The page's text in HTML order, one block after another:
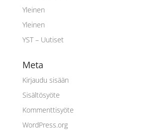
Yleinen
Yleinen
YST – Uutiset
Meta
Kirjaudu sisään
Sisältösyöte
Kommenttisyöte
WordPress.org